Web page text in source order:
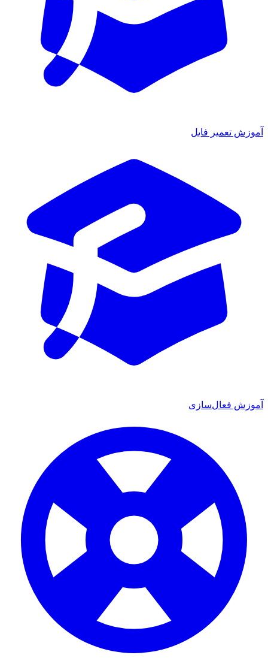
تعمیر فایل
فعال‌سازی